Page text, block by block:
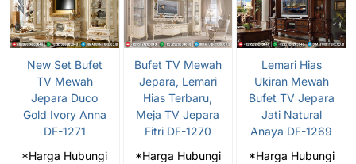
New Set Bufet
TV Mewah
Jepara Duco
Gold Ivory Anna
DF-1271
*Harga Hubungi
Bufet TV Mewah
Jepara, Lemari
Hias Terbaru,
Meja TV Jepara
Fitri DF-1270
*Harga Hubungi
Lemari Hias
Ukiran Mewah
Bufet TV Jepara
Jati Natural
Anaya DF-1269
*Harga Hubungi